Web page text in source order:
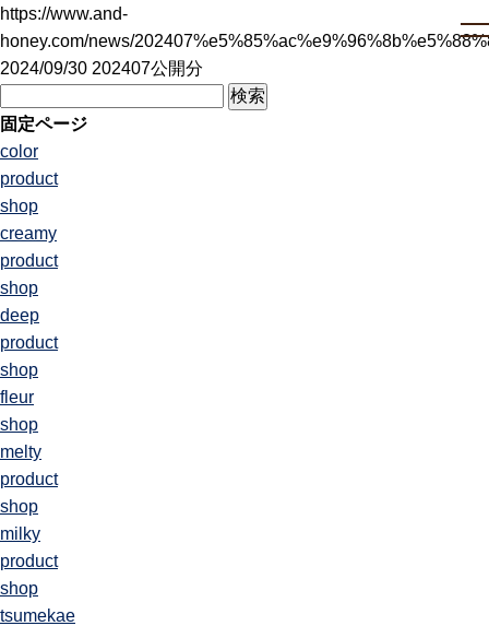
https://www.and-
honey.com/news/
2024/09/30 202407公開分
索:
固定ページ
color
product
shop
creamy
product
shop
deep
product
shop
fleur
shop
melty
product
shop
milky
product
shop
tsumekae